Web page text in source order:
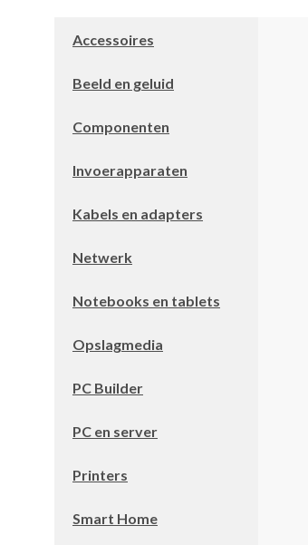
Accessoires
Beeld en geluid
Componenten
Invoerapparaten
Kabels en adapters
Netwerk
Notebooks en tablets
Opslagmedia
PC Builder
PC en server
Printers
Smart Home